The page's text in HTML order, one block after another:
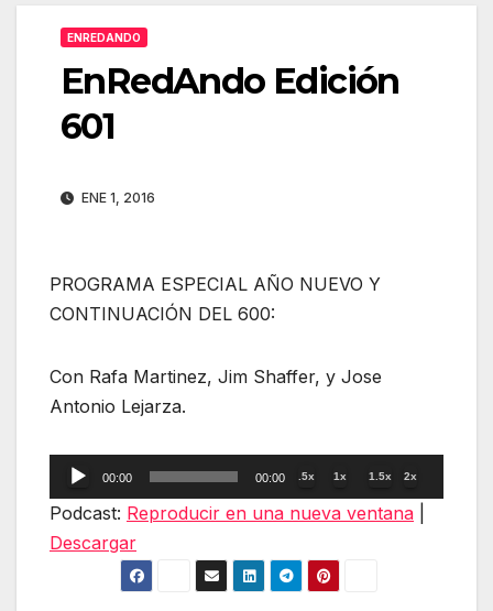
ENREDANDO
EnRedAndo Edición
601
ENE 1, 2016
PROGRAMA ESPECIAL AÑO NUEVO Y
CONTINUACIÓN DEL 600:
Con Rafa Martinez, Jim Shaffer, y Jose
Antonio Lejarza.
Reproductor
de
00:00 00:00 .5x 1x 1.5x 2x
Podcast: Reproducir en una nueva ventana
Descargar